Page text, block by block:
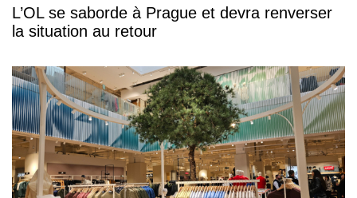
L’OL se saborde à Prague et devra renverser
la situation au retour